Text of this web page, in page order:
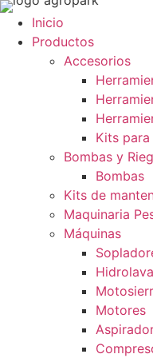
Inicio
Productos
Accesorios
Kits
Bombas y
Bombas
Kits de
Maquinaria
Máquinas
Motores